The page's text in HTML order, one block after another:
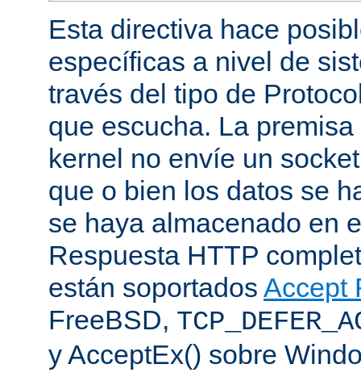
Esta directiva hace
específicas a nivel de
través del tipo de
que escucha. La
kernel no envíe un
que o bien los datos se
se haya almacenado en
Respuesta HTTP
están soportados Accept
FreeBSD,
y AcceptEx() sobre